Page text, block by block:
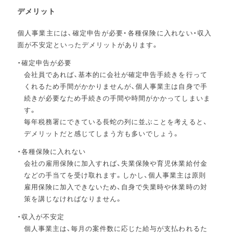
デメリット
個人事業主には、確定申告が必要・各種保険に入れない・収入
面が不安定といったデメリットがあります。
確定申告が必要
会社員であれば、基本的に会社が確定申告手続きを行って
くれるため手間がかかりませんが、個人事業主は自身で手
続きが必要なため手続きの手間や時間がかかってしまいま
す。
毎年税務署にできている長蛇の列に並ぶことを考えると、
デメリットだと感じてしまう方も多いでしょう。
各種保険に入れない
会社の雇用保険に加入すれば、失業保険や育児休業給付金
などの手当てを受け取れます。しかし、個人事業主は原則
雇用保険に加入できないため、自身で失業時や休業時の対
策を講じなければなりません。
収入が不安定
個人事業主は、毎月の案件数に応じた給与が支払われるた